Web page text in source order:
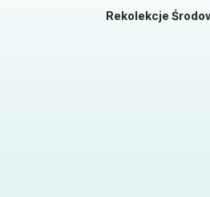
Rekolekcje